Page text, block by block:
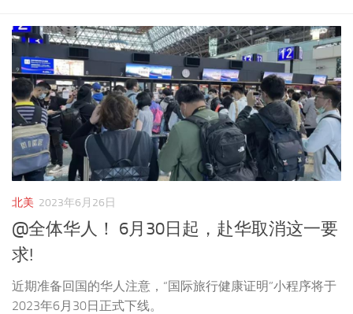
北美 2023年6月26日
@全体华人！ 6月30日起，赴华取消这一要
求!
近期准备回国的华人注意，“国际旅行健康证明”小程序将于
2023年6月30日正式下线。